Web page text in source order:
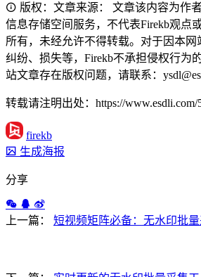
版权：文章来源： 文章该内容为作
信息存储空间服务，不代表Firekb观点
所有，未经允许不得转载。对于因本
纠纷、损失等，Firekb不承担侵权行为
站文章存在版权问题，请联系：
转载请注明出处：https://www.esdli.com/
firekb
生成海报
分享
上一篇： 短视频矩阵必备：无水印批